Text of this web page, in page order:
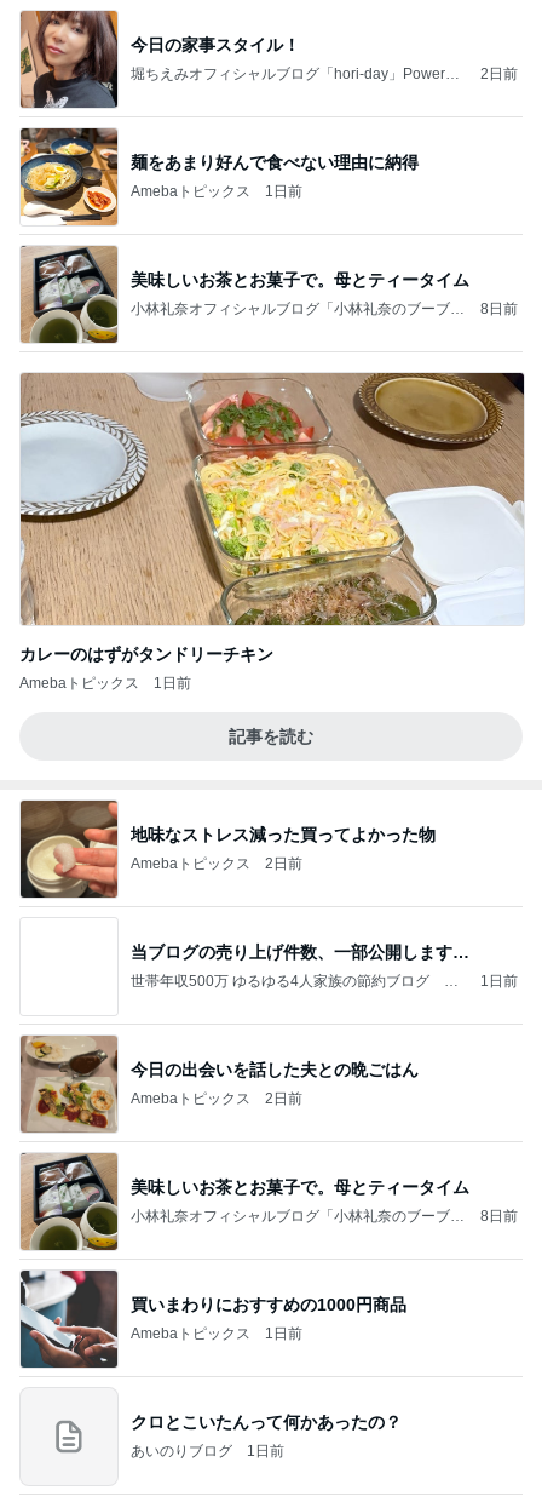
今日の家事スタイル！
堀ちえみオフィシャルブログ「hori-day」Powered
2日前
麺をあまり好んで食べない理由に納得
Amebaトピックス 1日前
美味しいお茶とお菓子で。母とティータイム
小林礼奈オフィシャルブログ「小林礼奈のブーブー
8日前
カレーのはずがタンドリーチキン
Amebaトピックス 1日前
記事を読む
地味なストレス減った買ってよかった物
Amebaトピックス 2日前
当ブログの売り上げ件数、一部公開します…
世帯年収500万 ゆるゆる4人家族の節約ブログ 〜
1日前
今日の出会いを話した夫との晩ごはん
Amebaトピックス 2日前
美味しいお茶とお菓子で。母とティータイム
小林礼奈オフィシャルブログ「小林礼奈のブーブー
8日前
買いまわりにおすすめの1000円商品
Amebaトピックス 1日前
クロとこいたんって何かあったの？
あいのりブログ 1日前